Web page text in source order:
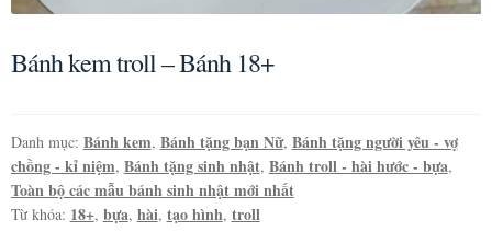
Bánh kem troll – Bánh 18+
Danh mục: Bánh kem, Bánh tặng bạn Nữ, Bánh tặng người yêu - vợ
chồng - kỉ niệm, Bánh tặng sinh nhật, Bánh troll - hài hước - bựa,
Toàn bộ các mẫu bánh sinh nhật mới nhất
Từ khóa: 18+, bựa, hài, tạo hình, troll